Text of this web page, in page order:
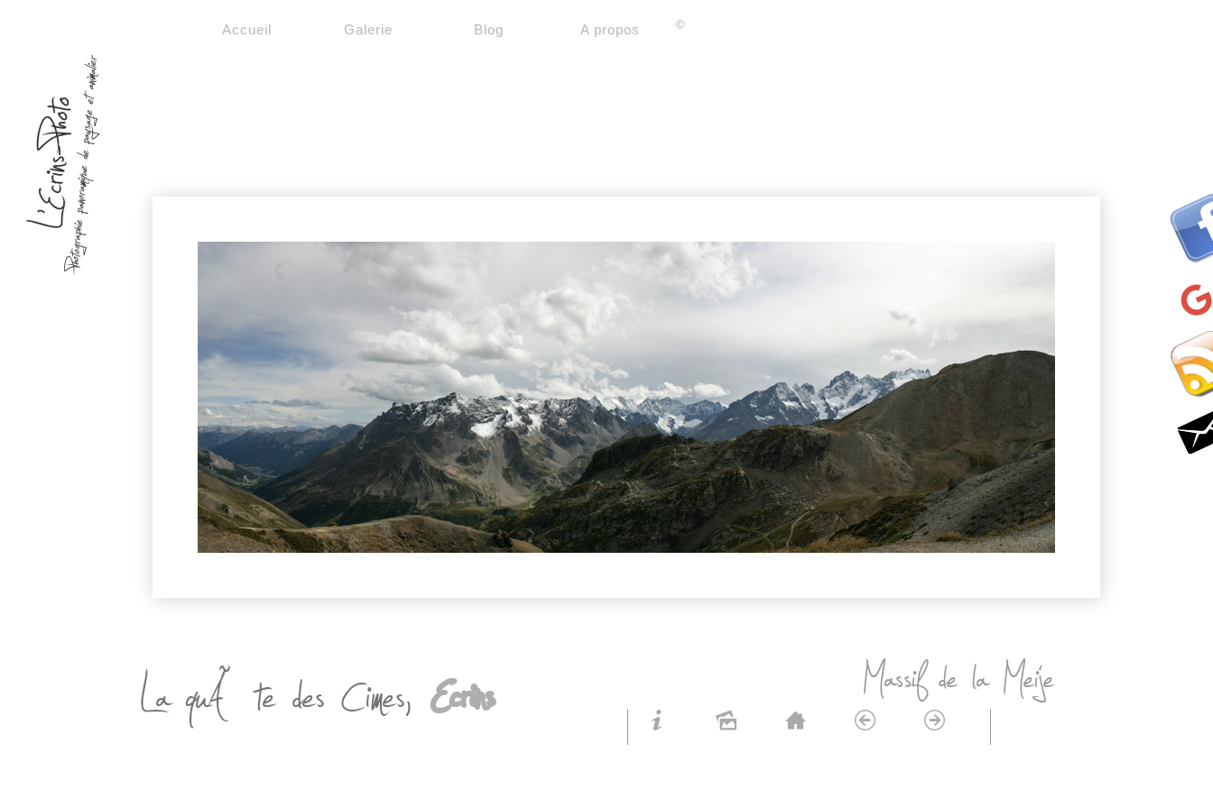
L'Ecrins-Photo
Photographie panoramique de paysage et animalier
Accueil Galerie Blog A propos ©
La quÃªte des Cimes, Ecrins Massif de la Meije